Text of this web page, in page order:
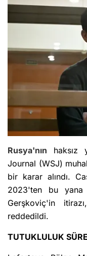
Rusya'nın haksız
Journal (WSJ)
bir karar alındı.
2023'ten bu yana
Gerşkoviç'in
reddedildi.
TUTUKLULUK